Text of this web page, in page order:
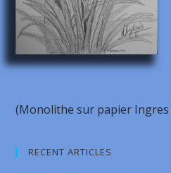
(Monolithe sur papier Ingres
RECENT ARTICLES